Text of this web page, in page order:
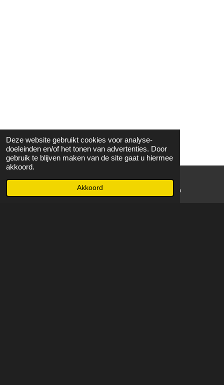
Deze website gebruikt cookies voor analyse-
doeleinden en/of het tonen van advertenties. Door
gebruik te blijven maken van de site gaat u hiermee
akkoord.
Akkoord WhatsApp